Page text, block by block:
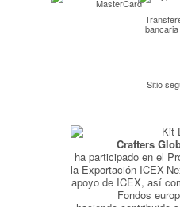
Pago seguro y financiación
Condiciones generales de Compra
bancaria
Sitio
Crafters
ha participado en el
la Exportación ICEX-
apoyo de ICEX, así
Fondos